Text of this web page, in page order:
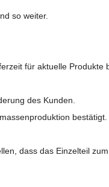
so weiter.
für aktuelle
des Kunden.
bestätigt.
dass das Einzelteil